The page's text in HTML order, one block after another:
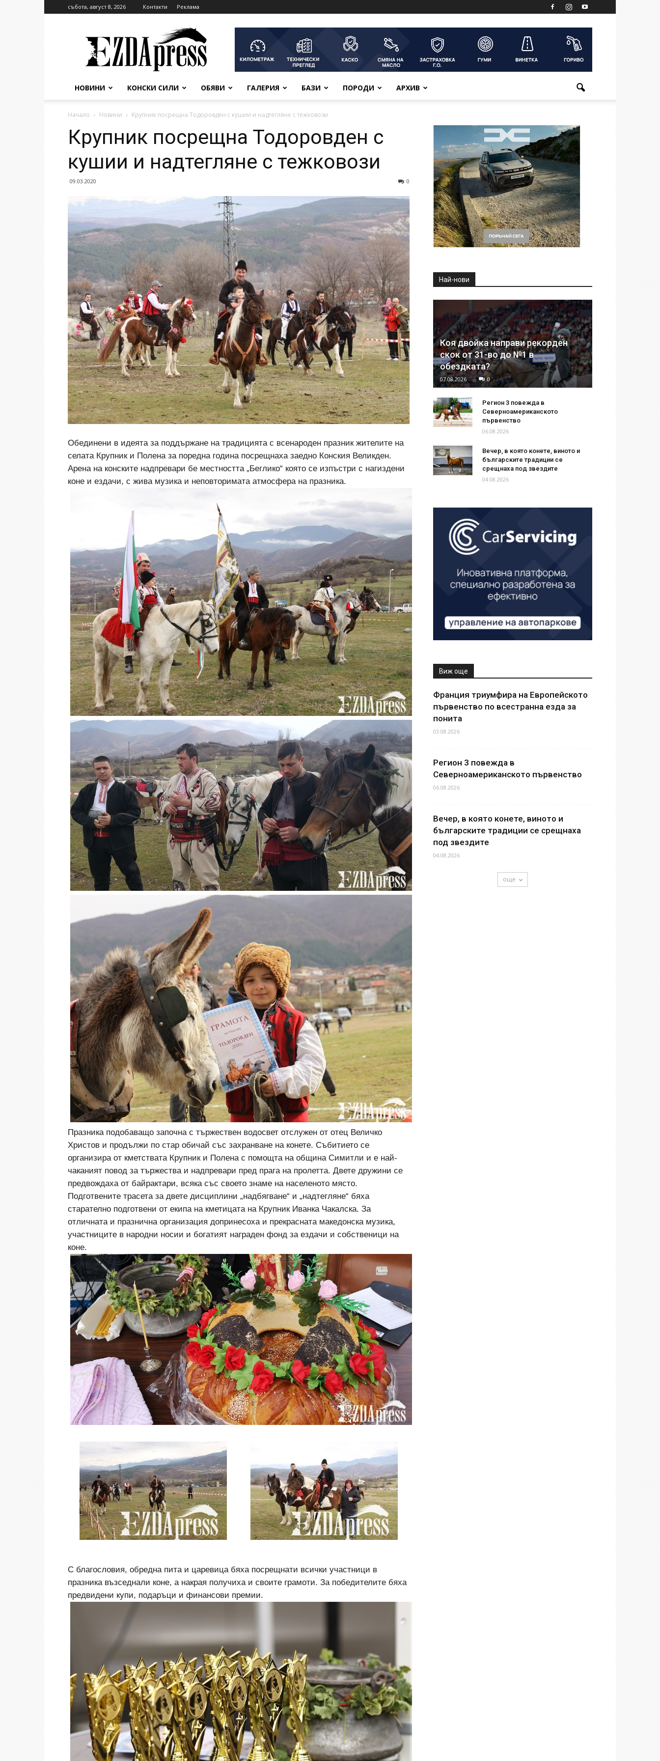
събота, август 8, 2026 Контакти Реклама
НОВИНИ КОНСКИ СИЛИ ОБЯВИ ГАЛЕРИЯ БАЗИ ПОРОДИ АРХИВ
Начало Новини Крупник посрещна Тодоровден с кушии и надтегляне с тежковози
Крупник посрещна Тодоровден с
кушии и надтегляне с тежковози
09.03.2020 0
Обединени в идеята за поддържане на традицията с всенароден празник жителите на
селата Крупник и Полена за поредна година посрещнаха заедно Конския Великден.
Арена на конските надпревари бе местността „Беглико“ която се изпъстри с нагиздени
коне и ездачи, с жива музика и неповторимата атмосфера на празника.
Празника подобаващо започна с тържествен водосвет отслужен от отец Величко
Христов и продължи по стар обичай със захранване на конете. Събитието се
организира от кметствата Крупник и Полена с помощта на община Симитли и е най-
чаканият повод за тържества и надпревари пред прага на пролетта. Двете дружини се
предвождаха от байрактари, всяка със своето знаме на населеното място.
Подготвените трасета за двете дисциплини „надбягване“ и „надтегляне“ бяха
старателно подготвени от екипа на кметицата на Крупник Иванка Чакалска. За
отличната и празнична организация допринесоха и прекрасната македонска музика,
участниците в народни носии и богатият награден фонд за ездачи и собственици на
коне.
С благословия, обредна пита и царевица бяха посрещнати всички участници в
празника възседнали коне, а накрая получиха и своите грамоти. За победителите бяха
предвидени купи, подаръци и финансови премии.
Най-нови
Коя двойка направи рекорден
скок от 31-во до №1 в
обездката?
07.08.2026 0
Регион 3 повежда в
Северноамериканското
първенство
06.08.2026
Вечер, в която конете, виното и
българските традиции се
срещнаха под звездите
04.08.2026
Виж още
Франция триумфира на Европейското
първенство по всестранна езда за
понита
03.08.2026
Регион 3 повежда в
Северноамериканското първенство
06.08.2026
Вечер, в която конете, виното и
българските традиции се срещнаха
под звездите
04.08.2026
още